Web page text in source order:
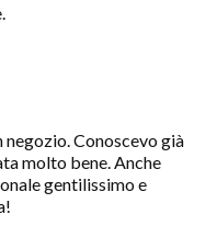
Conoscevo già
molto bene. Anche
gentilissimo e